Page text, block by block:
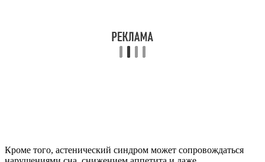
Кроме того, астенический синдром может сопровождаться